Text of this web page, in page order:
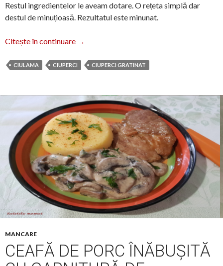
Restul ingredientelor le aveam dotare. O rețeta simplă dar
destul de minuțioasă. Rezultatul este minunat.
Citește în continuare Ciulama de ciuperci
→
CIULAMA CIUPERCI CIUPERCI GRATINAT
MANCARE
CEAFĂ DE PORC ÎNĂBUȘITĂ